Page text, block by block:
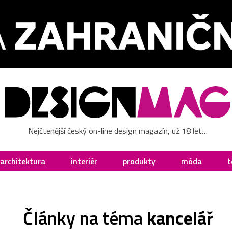
Nejčtenější český on-line design magazín, už 18 let…
architektura interiér produkty móda
Články na téma kancelář